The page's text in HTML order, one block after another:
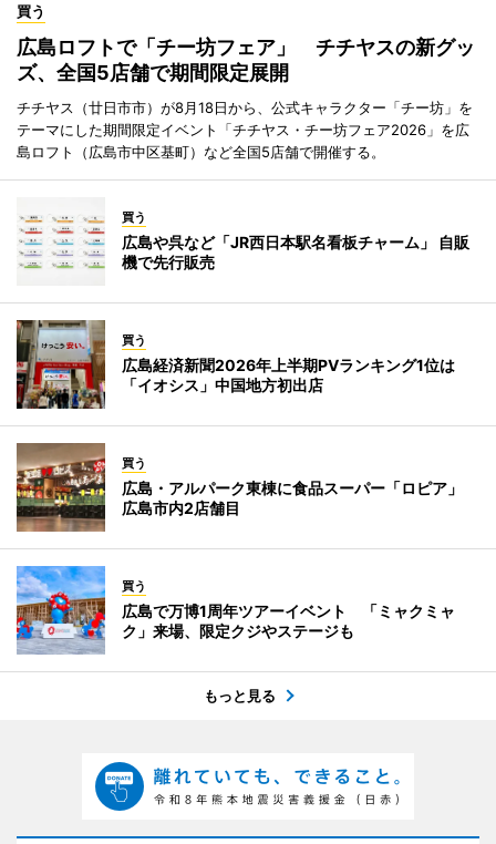
買う
広島ロフトで「チー坊フェア」 チチヤスの新グッ
ズ、全国5店舗で期間限定展開
チチヤス（廿日市市）が8月18日から、公式キャラクター「チー坊」を
テーマにした期間限定イベント「チチヤス・チー坊フェア2026」を広
島ロフト（広島市中区基町）など全国5店舗で開催する。
買う
広島や呉など「JR西日本駅名看板チャーム」 自販
機で先行販売
買う
広島経済新聞2026年上半期PVランキング1位は
「イオシス」中国地方初出店
買う
広島・アルパーク東棟に食品スーパー「ロピア」
広島市内2店舗目
買う
広島で万博1周年ツアーイベント 「ミャクミャ
ク」来場、限定クジやステージも
もっと見る